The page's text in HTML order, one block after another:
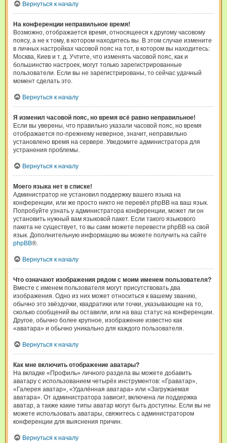
Вернуться к началу
На конференции неправильное время!
Возможно, отображается время, относящееся к другому часовому
поясу, а не к тому, в котором находитесь вы. В этом случае измените
в личных настройках часовой пояс на тот, в котором вы находитесь:
Москва, Киев и т. д. Учтите, что изменять часовой пояс, как и
большинство настроек, могут только зарегистрированные
пользователи. Если вы не зарегистрированы, то сейчас удачный
момент сделать это.
Вернуться к началу
Я изменил часовой пояс, но время всё равно неправильное!
Если вы уверены, что правильно указали часовой пояс, но время
отображается по-прежнему неверное, значит, неправильно
установлено время на сервере. Уведомите администратора для
устранения проблемы.
Вернуться к началу
Моего языка нет в списке!
Администратор не установил поддержку вашего языка на
конференции, или же просто никто не перевёл phpBB на ваш язык.
Попробуйте узнать у администратора конференции, может ли он
установить нужный вам языковой пакет. Если такого языкового
пакета не существует, то вы сами можете перевести phpBB на свой
язык. Дополнительную информацию вы можете получить на сайте
phpBB®.
Вернуться к началу
Что означают изображения рядом с моим именем пользователя?
Вместе с именем пользователя могут присутствовать два
изображения. Одно из них может относиться к вашему званию,
обычно это звёздочки, квадратики или точки, указывающие на то,
сколько сообщений вы оставили, или на ваш статус на конференции.
Другое, обычно более крупное, изображение известно как
«аватара» и обычно уникально для каждого пользователя.
Вернуться к началу
Как мне включить отображение аватары?
На вкладке «Профиль» личного раздела вы можете добавить
аватару с использованием четырёх инструментов: «Граватар»,
«Галерея аватар», «Удалённая аватара» или «Загружаемая
аватара». От администратора зависит, включена ли поддержка
аватар, а также какие типы аватар могут быть доступны. Если вы не
можете использовать аватары, свяжитесь с администратором
конференции для выяснения причин.
Вернуться к началу